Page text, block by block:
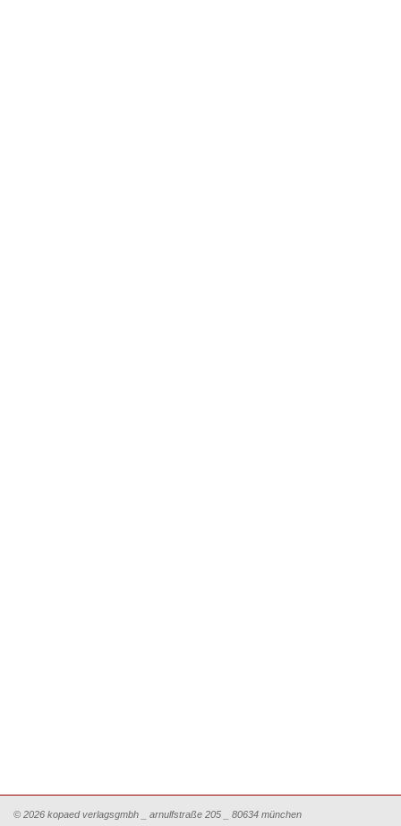
© 2026 kopaed verlagsgmbh _ arnulfstraße 205 _ 80634 münchen